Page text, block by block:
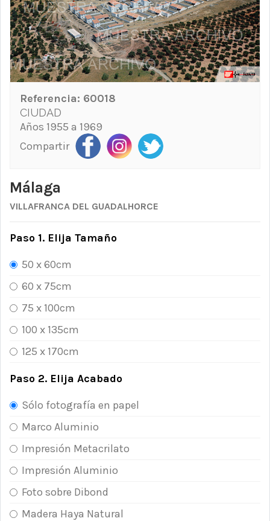
Referencia: 60018
CIUDAD
Años 1955 a 1969
Compartir
Málaga
VILLAFRANCA DEL GUADALHORCE
Paso 1. Elija Tamaño
50 x 60cm
60 x 75cm
75 x 100cm
100 x 135cm
125 x 170cm
Paso 2. Elija Acabado
Sólo fotografía en papel
Marco Aluminio
Impresión Metacrilato
Impresión Aluminio
Foto sobre Dibond
Madera Haya Natural